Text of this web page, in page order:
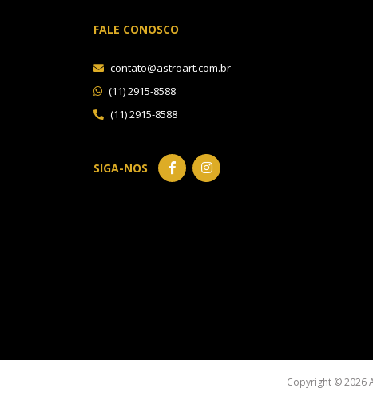
FALE CONOSCO
contato@astroart.com.br
(11) 2915-8588
(11) 2915-8588
SIGA-NOS
Copyright © 2026